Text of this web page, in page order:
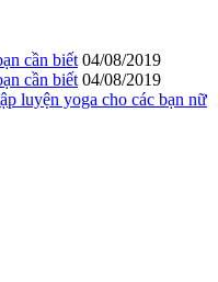
cần biết 04/08/2019
cần biết 04/08/2019
luyện yoga cho các bạn nữ